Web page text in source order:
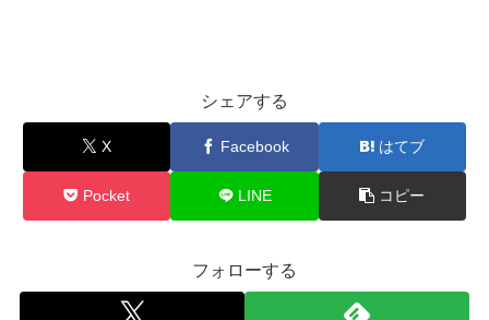
シェアする
X Facebook はてブ
Pocket LINE コピー
フォローする